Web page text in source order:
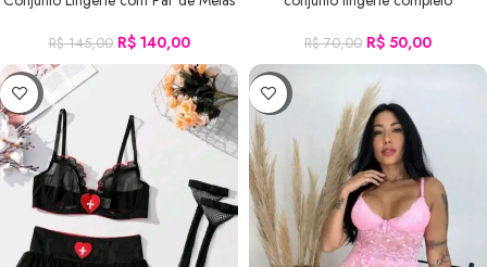
R$145,00 R$140,00 R$70,00 R$ 50,00
-6% -9%